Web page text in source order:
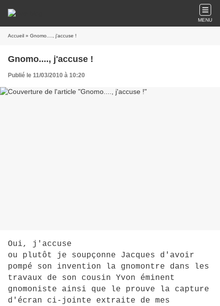
MENU
Accueil » Gnomo...., j'accuse !
Gnomo...., j'accuse !
Publié le 11/03/2010 à 10:20
Oui, j'accuse
ou plutôt je soupçonne Jacques d'avoir
pompé son invention la gnomontre dans les
travaux de son cousin Yvon éminent
gnomoniste ainsi que le prouve la capture
d'écran ci-jointe extraite de mes